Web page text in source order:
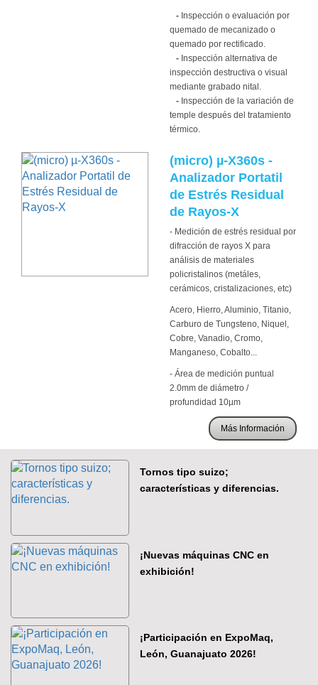
- Inspección o evaluación por
quemado de mecanizado o
quemado por rectificado.
- Inspección alternativa de
inspección destructiva o visual
mediante grabado nital.
- Inspección de la variación de
temple después del tratamiento
térmico.
(micro) µ-X360s -
Analizador Portatil
de Estrés Residual
de Rayos-X
- Medición de estrés residual por
difracción de rayos X para
análisis de materiales
policristalinos (metáles,
cerámicos, cristalizaciones, etc)
Acero, Hierro, Aluminio, Titanio,
Carburo de Tungsteno, Niquel,
Cobre, Vanadio, Cromo,
Manganeso, Cobalto...
- Área de medición puntual
2.0mm de diámetro /
profundidad 10µm
Más Información
Tornos tipo suizo;
características y diferencias.
¡Nuevas máquinas CNC en
exhibición!
¡Participación en ExpoMaq,
León, Guanajuato 2026!